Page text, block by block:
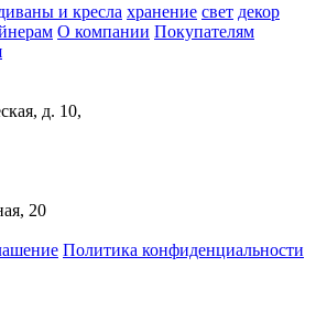
и кресла хранение свет декор
О компании Покупателям
д. 10,
20
Политика конфиденциальности